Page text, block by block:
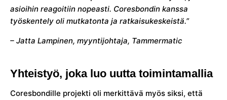
asioihin reagoitiin nopeasti. Coresbondin kanssa
työskentely oli mutkatonta ja ratkaisukeskeistä.”
– Jatta Lampinen, myyntijohtaja, Tammermatic
Yhteistyö, joka luo uutta toimintamallia
Coresbondille projekti oli merkittävä myös siksi, että